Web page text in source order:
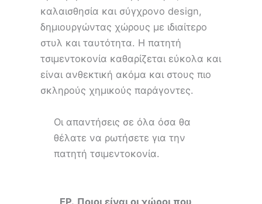
καλαισθησία και σύγχρονο design,
δημιουργώντας χώρους με ιδιαίτερο
στυλ και ταυτότητα. Η πατητή
τσιμεντοκονία καθαρίζεται εύκολα και
είναι ανθεκτική ακόμα και στους πιο
σκληρούς χημικούς παράγοντες.
Οι απαντήσεις σε όλα όσα θα
θέλατε να ρωτήσετε για την
πατητή τσιμεντοκονία.